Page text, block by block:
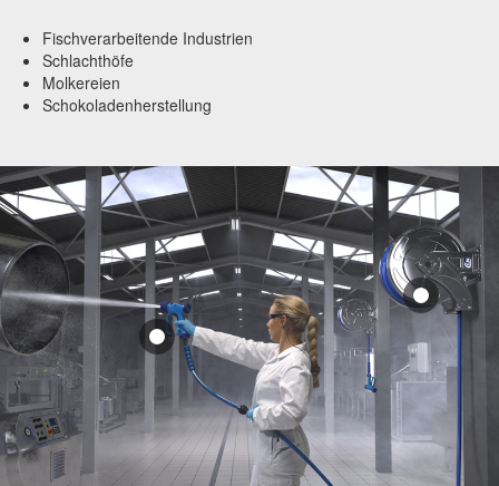
Fischverarbeitende Industrien
Schlachthöfe
Molkereien
Schokoladenherstellung